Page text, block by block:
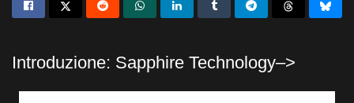
Introduzione: Sapphire Technology–>